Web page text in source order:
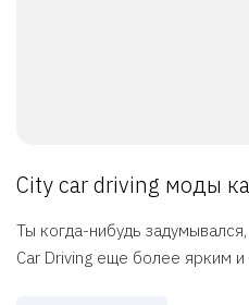
City car driving моды
Ты когда-нибудь
Car Driving еще более ярким и